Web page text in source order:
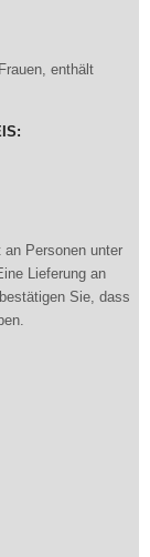
enthält
Personen unter
Lieferung an
Sie, dass